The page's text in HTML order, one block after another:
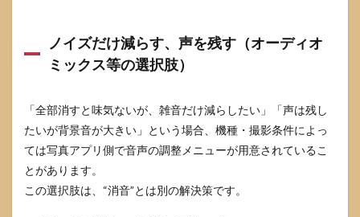
ノイズだけ減らす、声を残す（オーディオ
ミックス等の選択肢）
「全部消すと味気ないが、雑音だけ減らしたい」「声は残し
たいが背景音が大きい」という場合、機種・撮影条件によっ
ては写真アプリ側で音声の調整メニューが用意されているこ
とがあります。
この選択肢は、“消音”とは別の解決策です。